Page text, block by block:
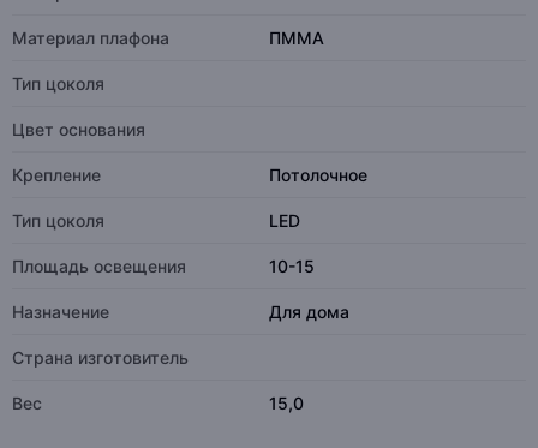
Материал плафона ПММА
Тип цоколя
Цвет основания
Крепление Потолочное
Тип цоколя LED
Площадь освещения 10-15
Назначение Для дома
Страна изготовитель
Вес 15,0